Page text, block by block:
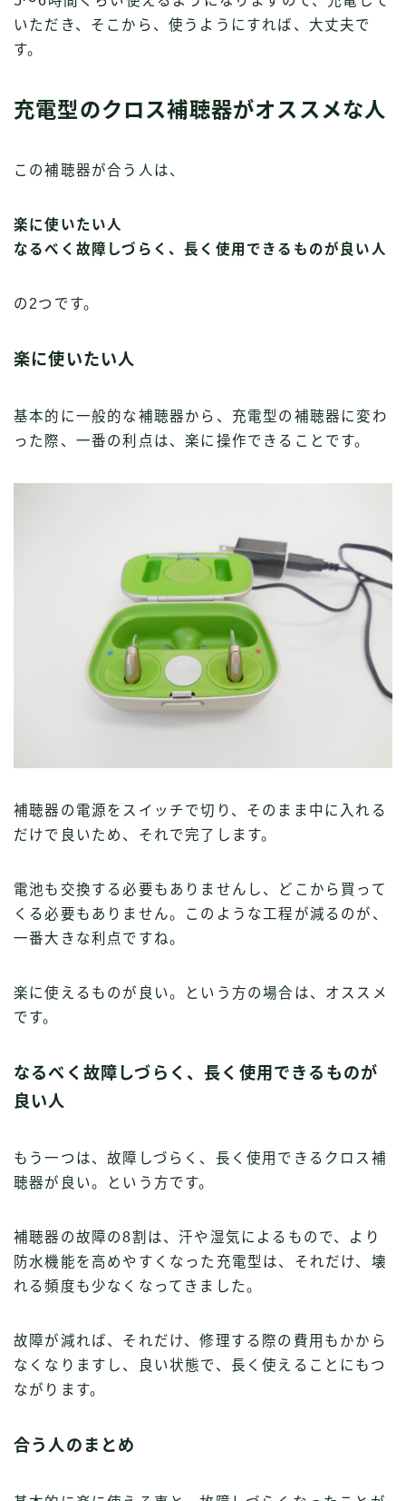
いただき、そこから、使うようにすれば、大丈夫で
す。
充電型のクロス補聴器がオススメな人
この補聴器が合う人は、
楽に使いたい人
なるべく故障しづらく、長く使用できるものが良い人
の2つです。
楽に使いたい人
基本的に一般的な補聴器から、充電型の補聴器に変わ
った際、一番の利点は、楽に操作できることです。
補聴器の電源をスイッチで切り、そのまま中に入れる
だけで良いため、それで完了します。
電池も交換する必要もありませんし、どこから買って
くる必要もありません。このような工程が減るのが、
一番大きな利点ですね。
楽に使えるものが良い。という方の場合は、オススメ
です。
なるべく故障しづらく、長く使用できるものが
良い人
もう一つは、故障しづらく、長く使用できるクロス補
聴器が良い。という方です。
補聴器の故障の8割は、汗や湿気によるもので、より
防水機能を高めやすくなった充電型は、それだけ、壊
れる頻度も少なくなってきました。
故障が減れば、それだけ、修理する際の費用もかから
なくなりますし、良い状態で、長く使えることにもつ
ながります。
合う人のまとめ